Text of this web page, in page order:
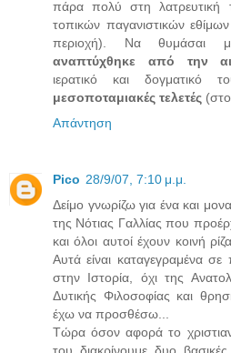
πάρα πολύ στη λατρευτική
τοπικών παγανιστικών
περιοχή). Να θυμάσαι
αναπτύχθηκε από την
ιερατικό και δογματικό
μεσοποταμιακές τελετές
Απάντηση
Pico 28/9/07, 7:10 μ.μ.
Δείμο γνωρίζω για ένα και
της Νότιας Γαλλίας που
και όλοι αυτοί έχουν κοινή
Αυτά είναι καταγεγραμένα
στην Ιστορία, όχι της
Δυτικής Φιλοσοφίας και
έχω να προσθέσω...
Τώρα όσον αφορά το